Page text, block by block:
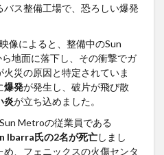
【Xの車窓から】オービスかと
【Xの車窓から】整備士が2度
見する現場猫案件 ほか
(7/31)
ハードオフに売っていた4万
4000円のフィギュアがヤバす
海外「この少年にとって忘れ
られない経験になったな」危
バス整備工場で、恐ろしい爆発
像によると、整備中のSun
地面に落下し、その衝撃でガ
災の原因と特定されていま
爆発が発生し、破片が飛び散
炎が立ち込めました。
Metroの従業員である
Ibarra氏の2名が死亡しまし
、フェニックスの火傷センタ